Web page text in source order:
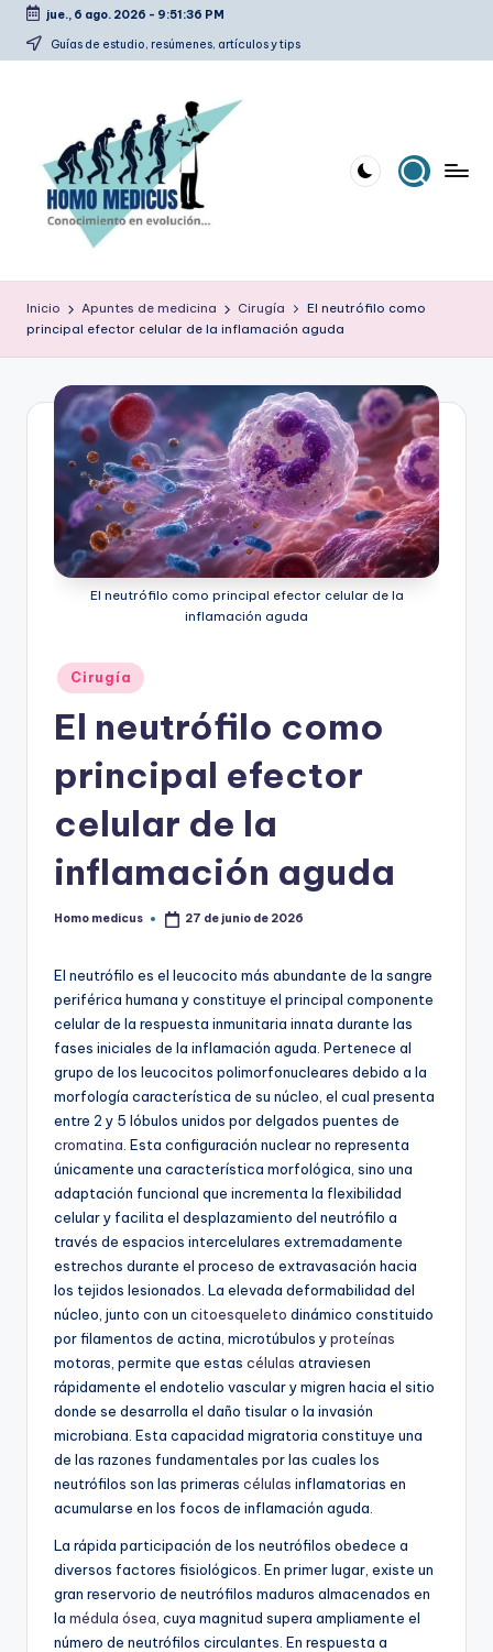
Saltar
jue., 6 ago. 2026 - 9:51:37 PM
Guías de estudio, resúmenes, artículos y tips
o
m
m
d
ic
estudio,
tips
Inicio Apuntes de medicina Cirugía
El neutrófilo como
principal efector celular de la inflamación aguda
El neutrófilo como principal efector celular de la
inflamación aguda
Publicado
en
Cirugía
El neutrófilo como
principal efector
celular de la
inflamación aguda
Publicado
Homo medicus 27 de junio de 2026
El neutrófilo es el leucocito más abundante de la sangre
periférica humana y constituye el principal componente
celular de la respuesta inmunitaria innata durante las
fases iniciales de la inflamación aguda. Pertenece al
grupo de los leucocitos polimorfonucleares debido a la
morfología característica de su núcleo, el cual presenta
entre 2 y 5 lóbulos unidos por delgados puentes de
cromatina . Esta configuración nuclear no representa
únicamente una característica morfológica, sino una
adaptación funcional que incrementa la flexibilidad
celular y facilita el desplazamiento del neutrófilo a
través de espacios intercelulares extremadamente
estrechos durante el proceso de extravasación hacia
los tejidos lesionados. La elevada deformabilidad del
núcleo, junto con un citoesqueleto dinámico constituido
por filamentos de actina, microtúbulos yproteínas
motoras, permite que estas células atraviesen
rápidamente el endotelio vascular y migren hacia el sitio
donde se desarrolla el daño tisular o la invasión
microbiana. Esta capacidad migratoria constituye una
de las razones fundamentales por las cuales los
neutrófilos son las primeras células inflamatorias en
acumularse en los focos de inflamación aguda.
La rápida participación de los neutrófilos obedece a
diversos factores fisiológicos. En primer lugar, existe un
gran reservorio de neutrófilos maduros almacenados en
la médula ósea , cuya magnitud supera ampliamente el
número de neutrófilos circulantes. En respuesta a